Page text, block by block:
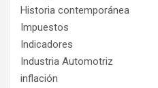
Historia contemporánea
Impuestos
Indicadores
Industria Automotriz
inflación